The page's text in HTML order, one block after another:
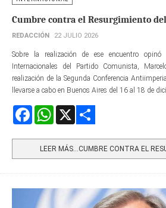
Cumbre contra el Resurgimiento
REDACCIÓN 22 JULIO 2026
Sobre la realización de ese encuentro opinó
Internacionales del Partido Comunista,
realización de la Segunda Conferencia
llevarse a cabo en Buenos Aires del 16 al 18 de
FacebookWhatsApp
LEER MÁS…CUMBRE CONTRA EL